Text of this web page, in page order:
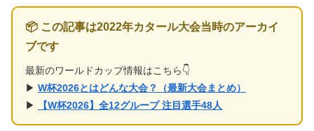
📦 この記事は2022年カタール大会当時のアーカイ
ブです
最新のワールドカップ情報はこちら👇
▶ W杯2026とはどんな大会？（最新大会まとめ）
▶
【W杯2026】全12グループ 注目選手48人